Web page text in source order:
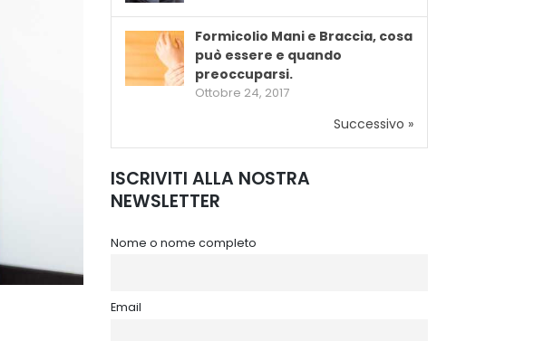
Formicolio Mani e Braccia, cosa
può essere e quando
preoccuparsi.
Ottobre 24, 2017
Successivo »
ISCRIVITI ALLA NOSTRA
NEWSLETTER
Nome o nome completo
Email